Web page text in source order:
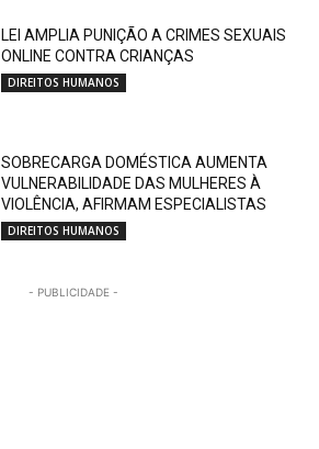
LEI AMPLIA PUNIÇÃO A CRIMES SEXUAIS
ONLINE CONTRA CRIANÇAS
DIREITOS HUMANOS
SOBRECARGA DOMÉSTICA AUMENTA
VULNERABILIDADE DAS MULHERES À
VIOLÊNCIA, AFIRMAM ESPECIALISTAS
DIREITOS HUMANOS
- PUBLICIDADE -